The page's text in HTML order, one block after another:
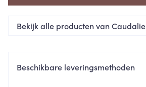
Bekijk alle producten van Caudalie
Beschikbare leveringsmethoden